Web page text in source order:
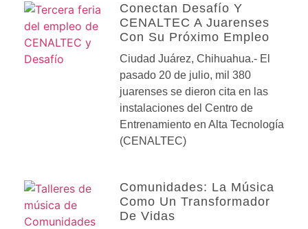
Conectan Desafío Y
CENALTEC A Juarenses
Con Su Próximo Empleo
Ciudad Juárez, Chihuahua.- El
pasado 20 de julio, mil 380
juarenses se dieron cita en las
instalaciones del Centro de
Entrenamiento en Alta Tecnología
(CENALTEC)
Comunidades: La Música
Como Un Transformador
De Vidas